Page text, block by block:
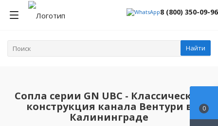
8 (800) 350-09-96
Найти
Сопла серии GN UBC - Классическая
конструкция канала Вентури в
Калининграде
0